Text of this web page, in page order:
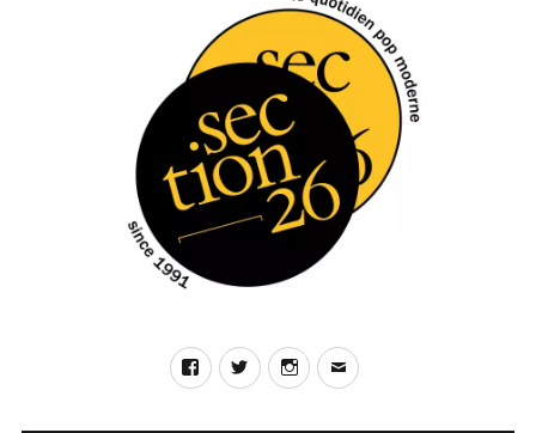
A
(Kranky)
FacebookTwitterInstagram
E-